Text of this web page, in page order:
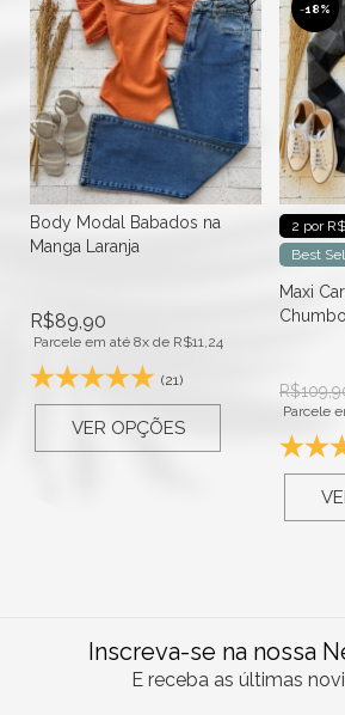
Body Modal Babados na
Manga Laranja
R$89,90
Parcele em até 8x de R$11,24
(21)
VER OPÇÕES
-18%
2 por
Best
Maxi
Chumbo
R$
Parcele
Inscreva-se na nossa
E receba as últimas